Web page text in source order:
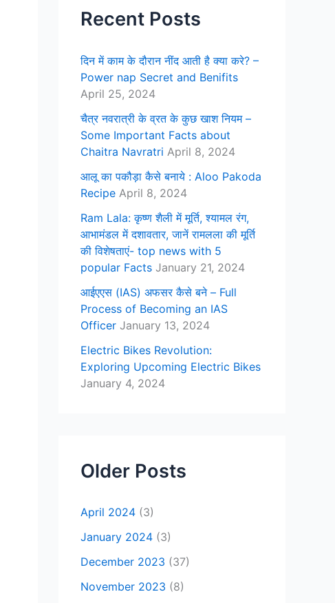
Recent Posts
दिन में काम के दौरान नींद आती है क्या करे? –
Power nap Secret and Benifits
April 25, 2024
चैत्र नवरात्री के व्रत के कुछ खाश नियम –
Some Important Facts about
Chaitra Navratri April 8, 2024
आलू का पकौड़ा कैसे बनाये : Aloo Pakoda
Recipe April 8, 2024
Ram Lala: कृष्ण शैली में मूर्ति, श्यामल रंग,
आभामंडल में दशावतार, जानें रामलला की मूर्ति
की विशेषताएं- top news with 5
popular Facts January 21, 2024
आईएएस (IAS) अफसर कैसे बने – Full
Process of Becoming an IAS
Officer January 13, 2024
Electric Bikes Revolution:
Exploring Upcoming Electric Bikes
January 4, 2024
Older Posts
April 2024 (3)
January 2024 (3)
December 2023 (37)
November 2023 (8)